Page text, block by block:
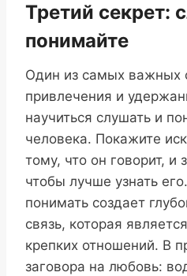
Третий секрет:
понимайте
Один из самых важных
привлечения и
научиться слушать и
человека. Покажите
тому, что он говорит, и
чтобы лучше узнать
понимать создает
связь, которая
крепких отношений. В
заговора на любовь: